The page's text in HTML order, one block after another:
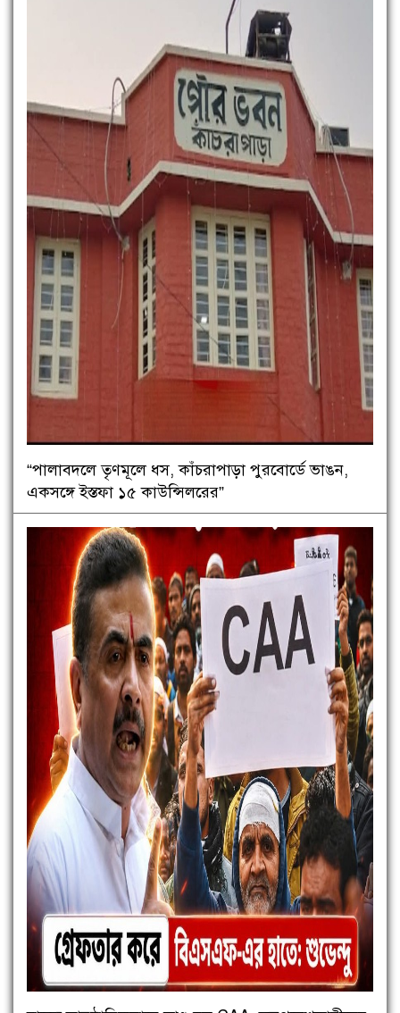
“পালাবদলে তৃণমূলে ধস, কাঁচরাপাড়া পুরবোর্ডে ভাঙন,
একসঙ্গে ইস্তফা ১৫ কাউন্সিলরের”